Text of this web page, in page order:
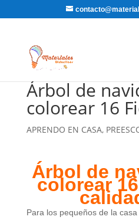
Árbol de
colorear 16
APRENDO EN CASA,
Árbol de
colorear
Para los pequeños de la